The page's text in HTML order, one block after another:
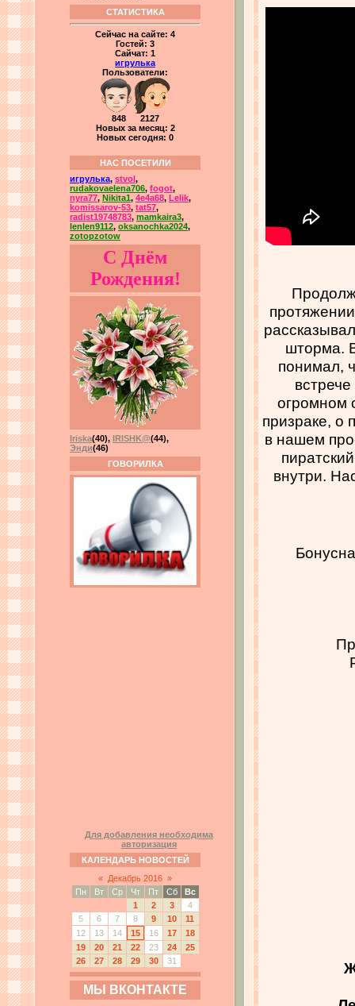
СТАТИСТИКА
Сейчас на сайте: 4
Гостей: 3
Сайчат: 1
игрулька
Пользователи:
848 2127
Новых за месяц: 2
Новых сегодня: 0
НАС ПОСЕТИЛИ
игрулька, stvol ,
rudakovaelena706, fogot,
nyra77, Nikita1, 4e4a68, Lelik,
komissarov-53, tat57,
radist19748783, mamkaira3,
lenlen9112, oksanochka2024,
zotopzotow
С Днём
Рождения!
Iriska(40), IRISHK@(44),
Энди(46)
ГОВОРИЛКА
Для добавления необходима
авторизация
КАЛЕНДАРЬ НОВОСТЕЙ
« Декабрь 2016 »
Пн
Вт Ср Чт Пт Сб
Вс
1
2 3
4
5
6 7 8 9 10
11
12
13 14 15 16 17
18
19
20 21 22 23 24
25
26
27 28 29 30 31
МЫ ВКОНТАКТЕ
шторма.
понимал,
огромном
призраке, о
в нашем
внутри.